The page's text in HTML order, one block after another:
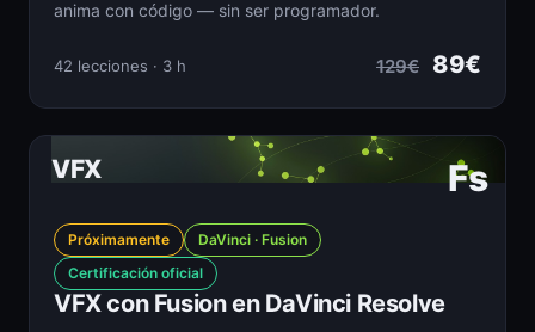
anima con código — sin ser programador.
42 lecciones · 3 h 129€ 89€
Fs
VFX
Próximamente
DaVinci · Fusion
Certificación oficial
VFX con Fusion en DaVinci Resolve